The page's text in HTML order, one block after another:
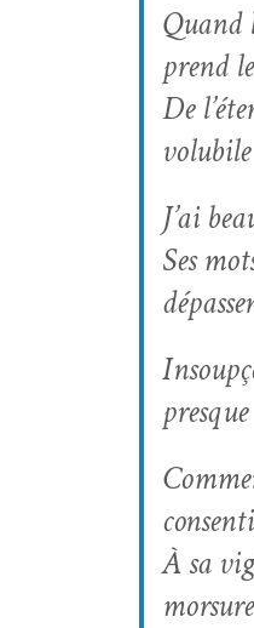
Quand
prend
De
volubile
J’ai
Ses
presque
À sa